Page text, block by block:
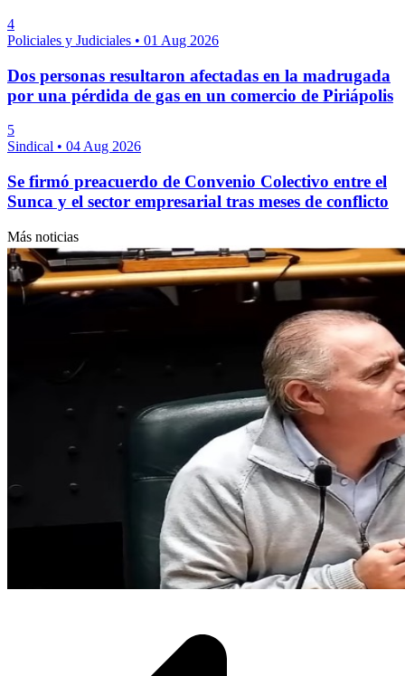
4
Policiales y Judiciales • 01 Aug 2026
Dos personas resultaron afectadas en la madrugada
por una pérdida de gas en un comercio de Piriápolis
5
Sindical • 04 Aug 2026
Se firmó preacuerdo de Convenio Colectivo entre el
Sunca y el sector empresarial tras meses de conflicto
Más noticias